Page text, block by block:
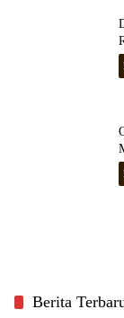
Berita